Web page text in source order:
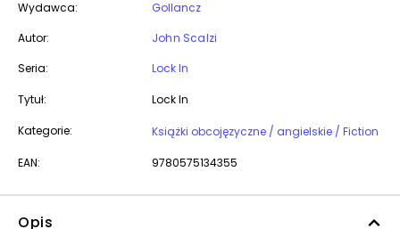
Wydawca:
Gollancz
Autor:
John Scalzi
Seria:
Lock In
Tytuł: Lock In
Kategorie: Książki obcojęzyczne / angielskie / Fiction
EAN: 9780575134355
Opis